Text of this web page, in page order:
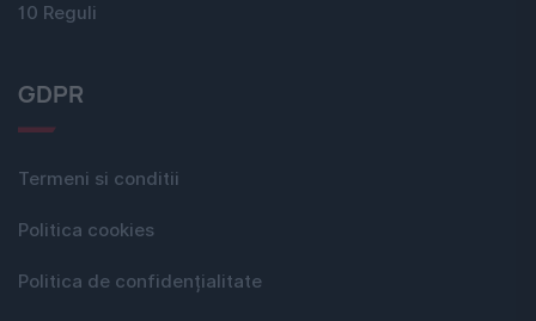
10 Reguli
GDPR
Termeni si conditii
Politica cookies
Politica de confidențialitate